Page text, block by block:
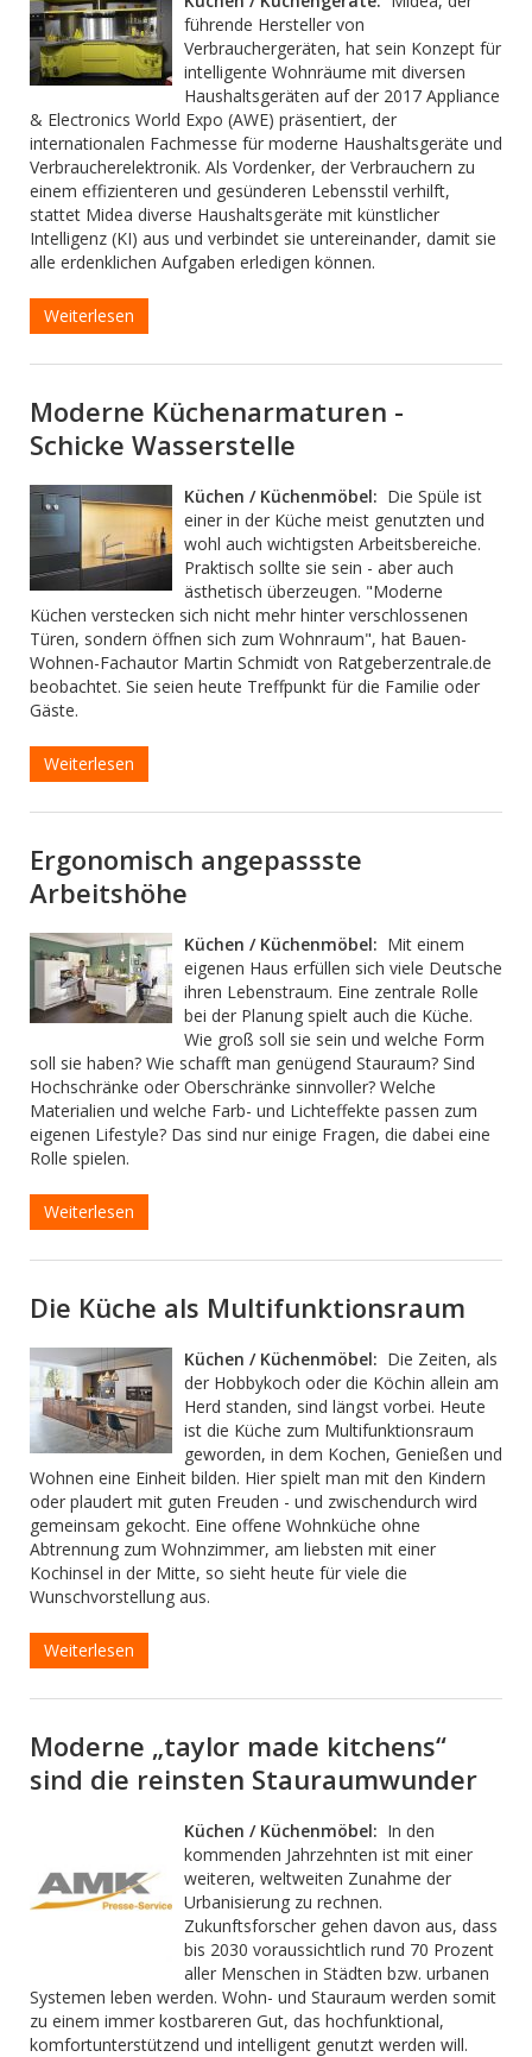
führende Hersteller von
Verbrauchergeräten, hat sein Konzept für
intelligente Wohnräume mit diversen
Haushaltsgeräten auf der 2017 Appliance
& Electronics World Expo (AWE) präsentiert, der
internationalen Fachmesse für moderne Haushaltsgeräte und
Verbraucherelektronik. Als Vordenker, der Verbrauchern zu
einem effizienteren und gesünderen Lebensstil verhilft,
stattet Midea diverse Haushaltsgeräte mit künstlicher
Intelligenz (KI) aus und verbindet sie untereinander, damit sie
alle erdenklichen Aufgaben erledigen können.
Weiterlesen
Moderne Küchenarmaturen -
Schicke Wasserstelle
Küchen / Küchenmöbel: Die Spüle ist
einer in der Küche meist genutzten und
wohl auch wichtigsten Arbeitsbereiche.
Praktisch sollte sie sein - aber auch
ästhetisch überzeugen. "Moderne
Küchen verstecken sich nicht mehr hinter verschlossenen
Türen, sondern öffnen sich zum Wohnraum", hat Bauen-
Wohnen-Fachautor Martin Schmidt von Ratgeberzentrale.de
beobachtet. Sie seien heute Treffpunkt für die Familie oder
Gäste.
Weiterlesen
Ergonomisch angepassste
Arbeitshöhe
Küchen / Küchenmöbel: Mit einem
eigenen Haus erfüllen sich viele Deutsche
ihren Lebenstraum. Eine zentrale Rolle
bei der Planung spielt auch die Küche.
Wie groß soll sie sein und welche Form
soll sie haben? Wie schafft man genügend Stauraum? Sind
Hochschränke oder Oberschränke sinnvoller? Welche
Materialien und welche Farb- und Lichteffekte passen zum
eigenen Lifestyle? Das sind nur einige Fragen, die dabei eine
Rolle spielen.
Weiterlesen
Die Küche als Multifunktionsraum
Küchen / Küchenmöbel: Die Zeiten, als
der Hobbykoch oder die Köchin allein am
Herd standen, sind längst vorbei. Heute
ist die Küche zum Multifunktionsraum
geworden, in dem Kochen, Genießen und
Wohnen eine Einheit bilden. Hier spielt man mit den Kindern
oder plaudert mit guten Freuden - und zwischendurch wird
gemeinsam gekocht. Eine offene Wohnküche ohne
Abtrennung zum Wohnzimmer, am liebsten mit einer
Kochinsel in der Mitte, so sieht heute für viele die
Wunschvorstellung aus.
Weiterlesen
Moderne „taylor made kitchens“
sind die reinsten Stauraumwunder
Küchen / Küchenmöbel: In den
kommenden Jahrzehnten ist mit einer
weiteren, weltweiten Zunahme der
Urbanisierung zu rechnen.
Zukunftsforscher gehen davon aus, dass
bis 2030 voraussichtlich rund 70 Prozent
aller Menschen in Städten bzw. urbanen
Systemen leben werden. Wohn- und Stauraum werden somit
zu einem immer kostbareren Gut, das hochfunktional,
komfortunterstützend und intelligent genutzt werden will.